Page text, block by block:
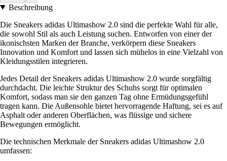
Beschreibung
Die Sneakers adidas Ultimashow 2.0 sind die perfekte Wahl für alle,
die sowohl Stil als auch Leistung suchen. Entworfen von einer der
ikonischsten Marken der Branche, verkörpern diese Sneakers
Innovation und Komfort und lassen sich mühelos in eine Vielzahl von
Kleidungsstilen integrieren.
Jedes Detail der Sneakers adidas Ultimashow 2.0 wurde sorgfältig
durchdacht. Die leichte Struktur des Schuhs sorgt für optimalen
Komfort, sodass man sie den ganzen Tag ohne Ermüdungsgefühl
tragen kann. Die Außensohle bietet hervorragende Haftung, sei es auf
Asphalt oder anderen Oberflächen, was flüssige und sichere
Bewegungen ermöglicht.
Die technischen Merkmale der Sneakers adidas Ultimashow 2.0
umfassen: